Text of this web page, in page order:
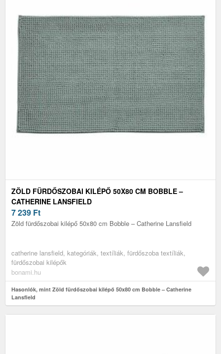
ZÖLD FÜRDŐSZOBAI KILÉPŐ 50X80 CM BOBBLE –
CATHERINE LANSFIELD
7 239 Ft
Zöld fürdőszobai kilépő 50x80 cm Bobble – Catherine Lansfield
catherine lansfield, kategóriák, textíliák, fürdőszoba textíliák,
fürdőszobai kilépők
bonami.hu
Hasonlók, mint Zöld fürdőszobai kilépő 50x80 cm Bobble – Catherine
Lansfield